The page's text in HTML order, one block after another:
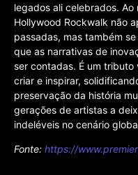
legados ali celebrados.
Hollywood Rockwalk não
passadas, mas também
que as narrativas de
ser contadas. É um tributo
criar e inspirar,
preservação da história
gerações de artistas a
indeléveis no cenário
Fonte: https://